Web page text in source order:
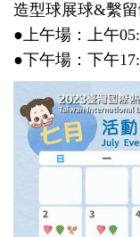
造型球展球&繫
●上午場：上午
●下午場：下午